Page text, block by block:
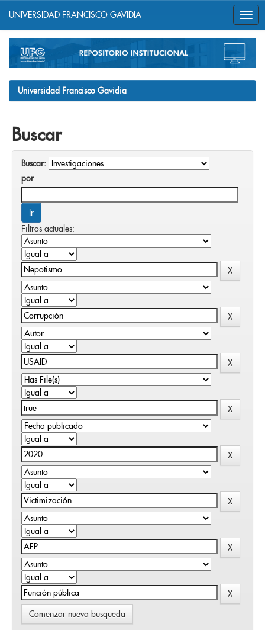
navigation
UNIVERSIDAD FRANCISCO GAVIDIA
Universidad Francisco Gavidia
Buscar
Buscar:
por
Filtros actuales:
Comenzar nueva busqueda